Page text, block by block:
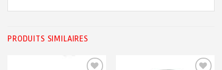
PRODUITS SIMILAIRES